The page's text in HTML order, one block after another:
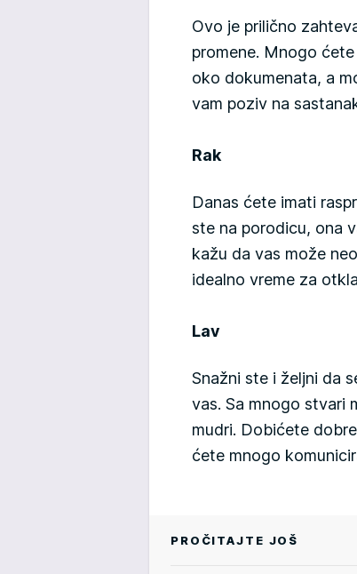
Ovo je prilično
promene. Mnogo
oko dokumenata, a
vam poziv na
Rak
Danas ćete imati
ste na porodicu, ona
kažu da vas može
idealno vreme za
Lav
Snažni ste i željni da
vas. Sa mnogo stvari
mudri. Dobićete
ćete mnogo
PROČITAJTE JOŠ